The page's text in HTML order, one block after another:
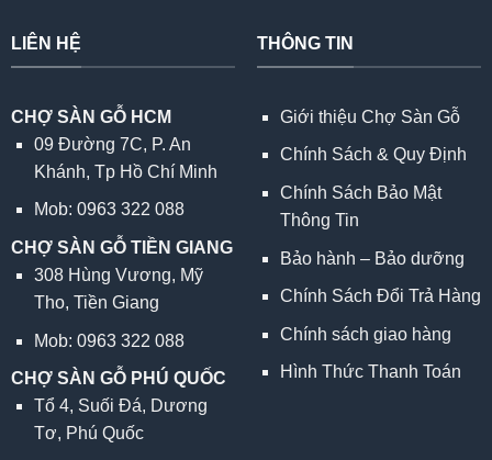
LIÊN HỆ
CHỢ SÀN GỖ HCM
09 Đường 7C, P. An
Khánh, Tp Hồ Chí Minh
Mob: 0963 322 088
CHỢ SÀN GỖ TIỀN GIANG
308 Hùng Vương, Mỹ
Tho, Tiền Giang
Mob: 0963 322 088
CHỢ SÀN GỖ PHÚ QUỐC
Tổ 4, Suối Đá, Dương
Tơ, Phú Quốc
THÔNG TIN
Giới thiệu Chợ Sàn Gỗ
Chính Sách & Quy Định
Chính Sách Bảo Mật
Thông Tin
Bảo hành – Bảo dưỡng
Chính Sách Đổi Trả Hàng
Chính sách giao hàng
Hình Thức Thanh Toán